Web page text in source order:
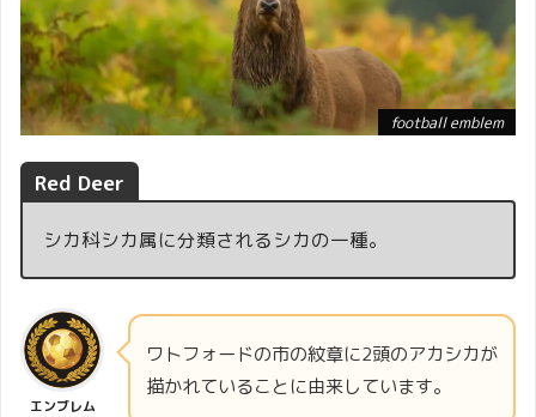
football emblem
Red Deer
シカ科シカ属に分類されるシカの一種。
エンブレム
ワトフォードの市の紋章に2頭のアカシカが
描かれていることに由来しています。